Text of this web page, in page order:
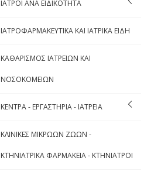
ΙΑΤΡΟΙ ΑΝΑ ΕΙΔΙΚΟΤΗΤΑ
ΙΑΤΡΟΦΑΡΜΑΚΕΥΤΙΚΑ ΚΑΙ ΙΑΤΡΙΚΑ ΕΙΔΗ
ΚΑΘΑΡΙΣΜΟΣ ΙΑΤΡΕΙΩΝ ΚΑΙ
ΝΟΣΟΚΟΜΕΙΩΝ
ΚΕΝΤΡΑ - ΕΡΓΑΣΤΗΡΙΑ - ΙΑΤΡΕΙΑ
ΚΛΙΝΙΚΕΣ ΜΙΚΡΩΩΝ ΖΩΩΝ -
ΚΤΗΝΙΑΤΡΙΚΑ ΦΑΡΜΑΚΕΙΑ - ΚΤΗΝΙΑΤΡΟΙ